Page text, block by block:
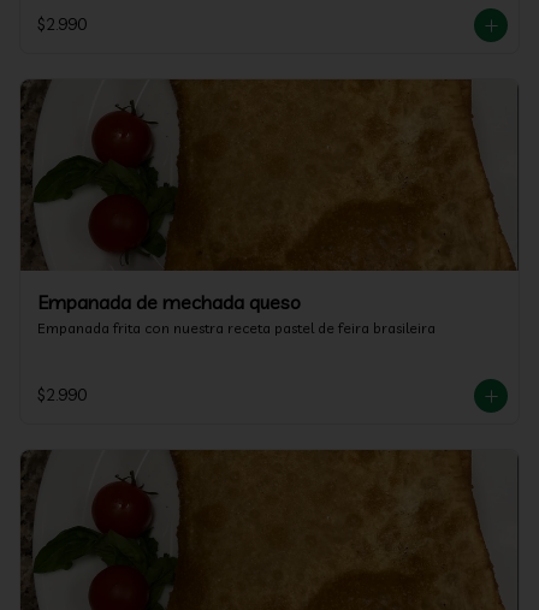
$2.990
Empanada de mechada queso
Empanada frita con nuestra receta pastel de feira brasileira
$2.990